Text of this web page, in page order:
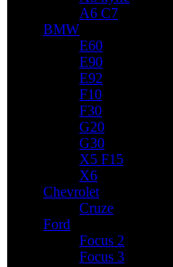
A6 C7
BMW
E60
E90
E92
F10
F30
G20
G30
X5 F15
X6
Chevrolet
Cruze
Ford
Focus 2
Focus 3